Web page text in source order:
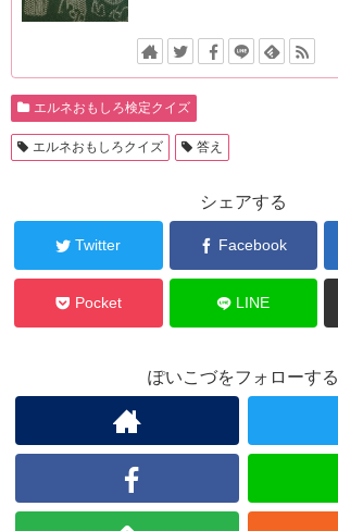
エルネおもしろ検定クイズ
エルネおもしろクイズ 答え
シェアする
Twitter Facebook
Pocket LINE
ぽいこづをフォローする